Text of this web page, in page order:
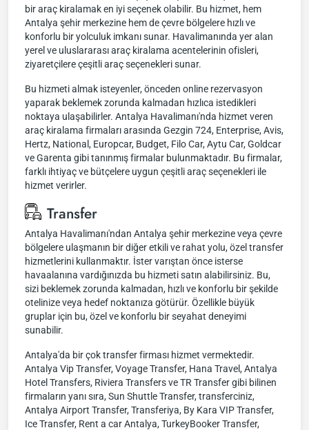
bir araç kiralamak en iyi seçenek olabilir. Bu hizmet, hem
Antalya şehir merkezine hem de çevre bölgelere hızlı ve
konforlu bir yolculuk imkanı sunar. Havalimanında yer alan
yerel ve uluslararası araç kiralama acentelerinin ofisleri,
ziyaretçilere çeşitli araç seçenekleri sunar.
Bu hizmeti almak isteyenler, önceden online rezervasyon
yaparak beklemek zorunda kalmadan hızlıca istedikleri
noktaya ulaşabilirler. Antalya Havalimanı'nda hizmet veren
araç kiralama firmaları arasında Gezgin 724, Enterprise, Avis,
Hertz, National, Europcar, Budget, Filo Car, Aytu Car, Goldcar
ve Garenta gibi tanınmış firmalar bulunmaktadır. Bu firmalar,
farklı ihtiyaç ve bütçelere uygun çeşitli araç seçenekleri ile
hizmet verirler.
Transfer
Antalya Havalimanı'ndan Antalya şehir merkezine veya çevre
bölgelere ulaşmanın bir diğer etkili ve rahat yolu, özel transfer
hizmetlerini kullanmaktır. İster varıştan önce isterse
havaalanına vardığınızda bu hizmeti satın alabilirsiniz. Bu,
sizi beklemek zorunda kalmadan, hızlı ve konforlu bir şekilde
otelinize veya hedef noktanıza götürür. Özellikle büyük
gruplar için bu, özel ve konforlu bir seyahat deneyimi
sunabilir.
Antalya'da bir çok transfer firması hizmet vermektedir.
Antalya Vip Transfer, Voyage Transfer, Hana Travel, Antalya
Hotel Transfers, Riviera Transfers ve TR Transfer gibi bilinen
firmaların yanı sıra, Sun Shuttle Transfer, transferciniz,
Antalya Airport Transfer, Transferiya, By Kara VIP Transfer,
Ice Transfer, Rent a car Antalya, TurkeyBooker Transfer,